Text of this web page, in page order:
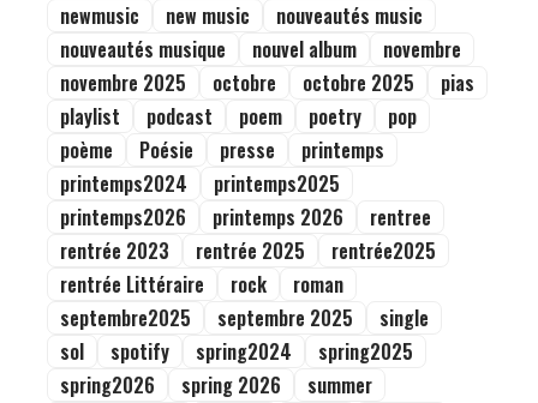
newmusic
new music
nouveautés music
nouveautés musique
nouvel album
novembre
novembre 2025
octobre octobre 2025
pias
playlist
podcast poem poetry
pop
poème
Poésie presse
printemps
printemps2024
printemps2025
printemps2026
printemps 2026
rentree
rentrée 2023
rentrée 2025
rentrée2025
rentrée Littéraire
rock
roman
septembre2025
septembre 2025
single
sol
spotify spring2024
spring2025
spring2026
spring 2026
summer